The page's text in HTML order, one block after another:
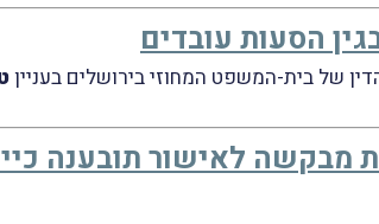
הסעות עובדים
מבקשה לאישור תובענה